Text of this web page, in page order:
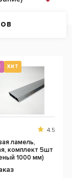
ХИТ
4.5
ламель,
комплект 5шт
1000 мм)